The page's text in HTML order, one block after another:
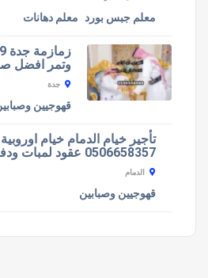
معلم جبس بورد معلم دهانات
وتمر افضل
جدة
قهوجيين
تأجير خيام الدمام خيام
0506658357 عقود لمبات ودفايات
الدمام
قهوجيين وصبابين